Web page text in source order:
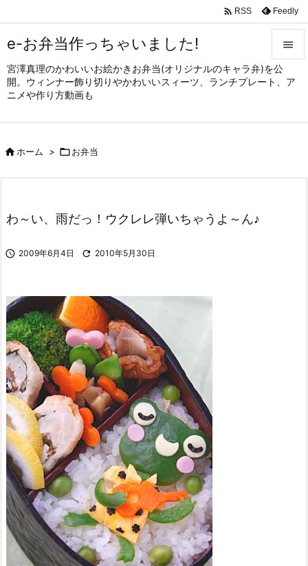
e-お弁当作っちゃいました!
宮澤真理のかわいいお絵かきお弁当(オリジナルのキャラ弁)を公
開。ウィンナー飾り切りやかわいいスィーツ、ランチプレート、ア
ニメや作り方動画も


メニュ
サイド

 RSS Feedly
ホーム > お弁当
わ～い、雨だっ！ウクレレ弾いちゃうよ～ん♪
 2009年6月4日  2010年5月30日